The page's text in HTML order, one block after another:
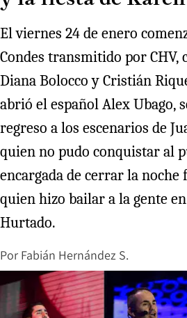
El viernes 24 de enero
Condes transmitido por CHV,
Diana Bolocco y Cristián
abrió el español Alex Ubago,
regreso a los escenarios de
quien no pudo conquistar al
encargada de cerrar la noche
quien hizo bailar a la gente
Hurtado.
Por Fabián Hernández S.